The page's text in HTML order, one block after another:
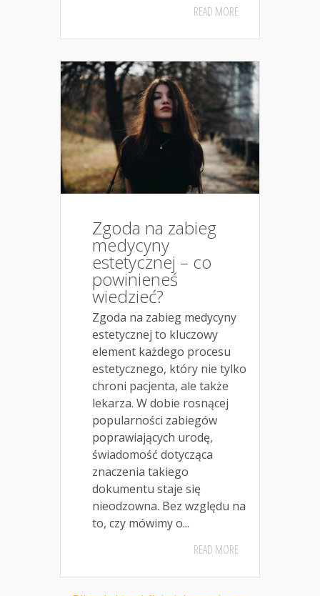
READ MORE
Zgoda na zabieg
medycyny
estetycznej – co
powinieneś
wiedzieć?
Zgoda na zabieg medycyny
estetycznej to kluczowy
element każdego procesu
estetycznego, który nie tylko
chroni pacjenta, ale także
lekarza. W dobie rosnącej
popularności zabiegów
poprawiających urodę,
świadomość dotycząca
znaczenia takiego
dokumentu staje się
nieodzowna. Bez względu na
to, czy mówimy o...
READ MORE